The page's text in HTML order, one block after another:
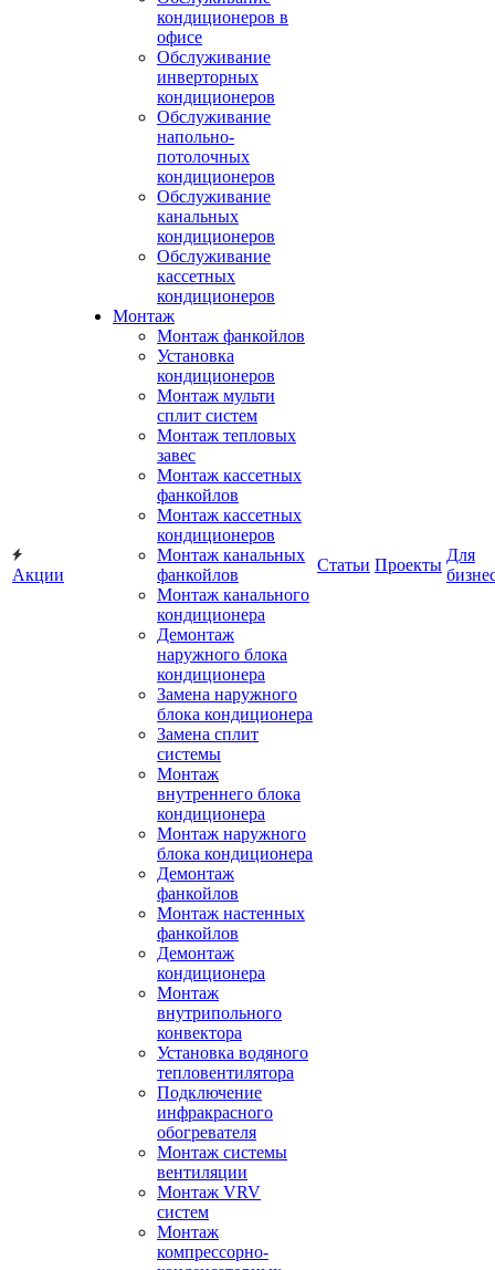
Акции
кондиционеров в
офисе
Обслуживание
инверторных
кондиционеров
Обслуживание
напольно-
потолочных
кондиционеров
Обслуживание
канальных
кондиционеров
Обслуживание
кассетных
кондиционеров
Монтаж
Монтаж фанкойлов
Установка
кондиционеров
Монтаж мульти
сплит систем
Монтаж тепловых
завес
Монтаж кассетных
фанкойлов
Монтаж кассетных
кондиционеров
Монтаж канальных
фанкойлов
Монтаж канального
кондиционера
Демонтаж
наружного блока
кондиционера
Замена наружного
блока кондиционера
Замена сплит
системы
Монтаж
внутреннего блока
кондиционера
Монтаж наружного
блока кондиционера
Демонтаж
фанкойлов
Монтаж настенных
фанкойлов
Демонтаж
кондиционера
Монтаж
внутрипольного
конвектора
Установка водяного
тепловентилятора
Подключение
инфракрасного
обогревателя
Монтаж системы
вентиляции
Монтаж VRV
систем
Монтаж
компрессорно-
Статьи Проекты
Для